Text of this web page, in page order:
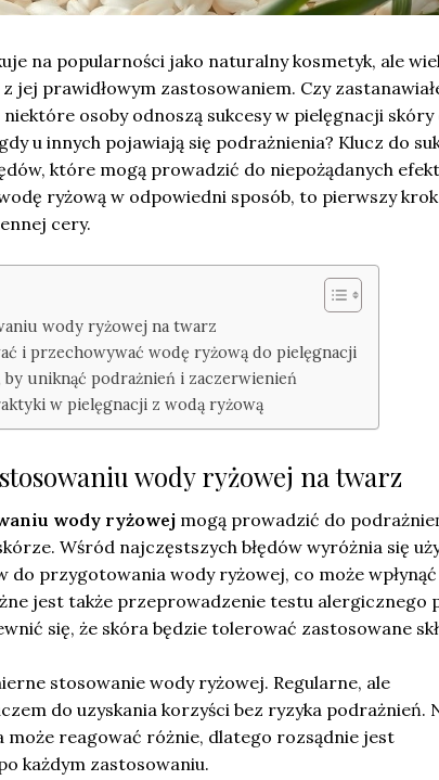
na popularności jako naturalny kosmetyk, ale
jej prawidłowym zastosowaniem. Czy
niektóre osoby odnoszą sukcesy w pielęgnacji skóry
u innych pojawiają się podrażnienia? Klucz do
które mogą prowadzić do niepożądanych
ryżową w odpowiedni sposób, to pierwszy
cery.
wody ryżowej na twarz
i przechowywać wodę ryżową do pielęgnacji
by uniknąć podrażnień i zaczerwienień
w pielęgnacji z wodą ryżową
stosowaniu wody ryżowej na twarz
wody ryżowej mogą prowadzić do
Wśród najczęstszych błędów wyróżnia się
do przygotowania wody ryżowej, co może
jest także przeprowadzenie testu alergicznego
się, że skóra będzie tolerować zastosowane
stosowanie wody ryżowej. Regularne, ale
do uzyskania korzyści bez ryzyka podrażnień.
może reagować różnie, dlatego rozsądnie jest
każdym zastosowaniu.